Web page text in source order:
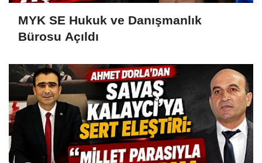
MYK SE Hukuk ve Danışmanlık
Bürosu Açıldı